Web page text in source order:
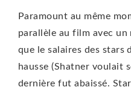
Paramount au même
parallèle au film avec un
que le salaires des stars
hausse (Shatner voulait
dernière fut abaissé.